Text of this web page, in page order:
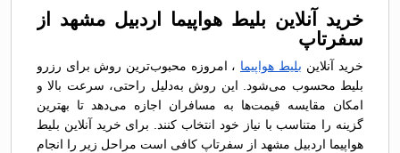
خرید آنلاین بلیط هواپیما اردبیل مشهد از
سفرتاپ
خرید آنلاین بلیط هواپیما ، امروزه محبوب‌ترین روش برای رزرو
بلیط محسوب می‌شود. این روش به‌دلیل راحتی، سرعت بالا و
امکان مقایسه قیمت‌ها به مسافران اجازه می‌دهد تا بهترین
گزینه را متناسب با نیاز خود انتخاب کنند. برای خرید آنلاین بلیط
هواپیما اردبیل مشهد از سفرتاپ کافی است مراحل زیر را انجام